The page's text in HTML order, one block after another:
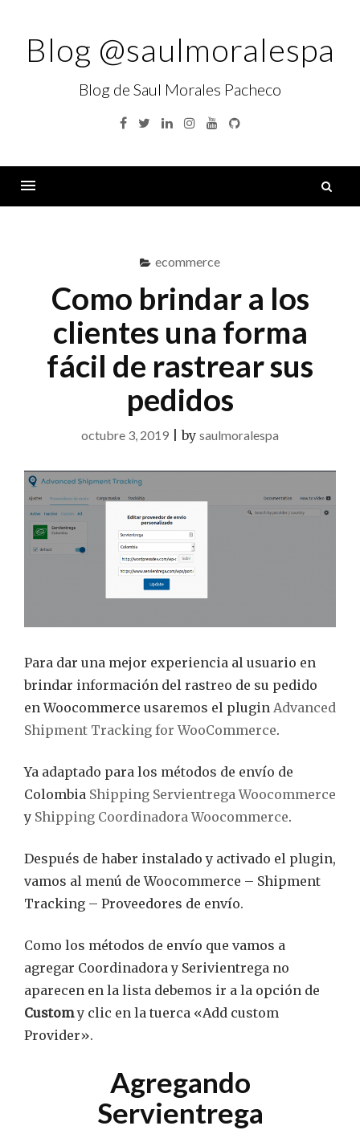
contentBlog @saulmoralespa
Blog de Saul Morales Pacheco
Facebook
TwitterLinkedinInstagramYouTubeGitHub
ecommerce
Como brindar a los
clientes una forma
fácil de rastrear sus
pedidos
octubre 3, 2019 |by saulmoralespa
Para dar una mejor experiencia al usuario en
brindar información del rastreo de su pedido
en Woocommerce usaremos el plugin Advanced
Shipment Tracking for WooCommerce.
Ya adaptado para los métodos de envío de
Colombia Shipping Servientrega Woocommerce
y Shipping Coordinadora Woocommerce.
Después de haber instalado y activado el plugin,
vamos al menú de Woocommerce – Shipment
Tracking – Proveedores de envío.
Como los métodos de envío que vamos a
agregar Coordinadora y Serivientrega no
aparecen en la lista debemos ir a la opción de
Customy clic en la tuerca «Add custom
Provider».
Agregando
Servientrega